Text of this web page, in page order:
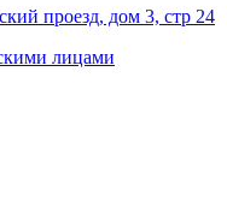
проезд, дом 3, стр 24
лицами